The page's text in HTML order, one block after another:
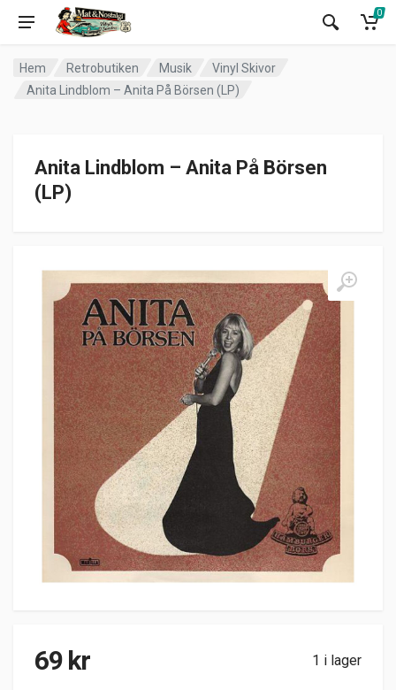
0
Hem Retrobutiken Musik
Vinyl Skivor
Anita Lindblom – Anita På Börsen (LP)
Anita Lindblom – Anita På Börsen
(LP)
69 kr 1 i lager